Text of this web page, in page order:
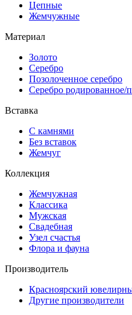
Цепные
Жемчужные
Материал
Золото
Серебро
Позолоченное серебро
Серебро родированное/
Вставка
С камнями
Без вставок
Жемчуг
Коллекция
Жемчужная
Классика
Мужская
Свадебная
Узел счастья
Флора и фауна
Производитель
Красноярский
Другие производители